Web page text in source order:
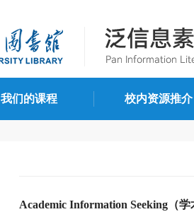
我们的课程 校内资源推介
Academic Information Seeking（学